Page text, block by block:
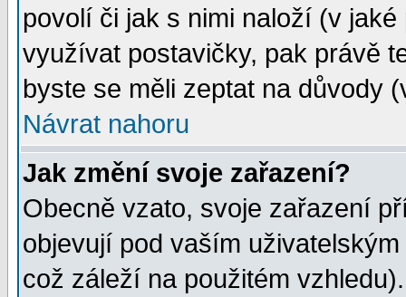
povolí či jak s nimi naloží (v
využívat postavičky, pak právě
byste se měli zeptat na důvody
Návrat nahoru
Jak změní svoje zařazení?
Obecně vzato, svoje zařazení
objevují pod vaším
což záleží na použitém